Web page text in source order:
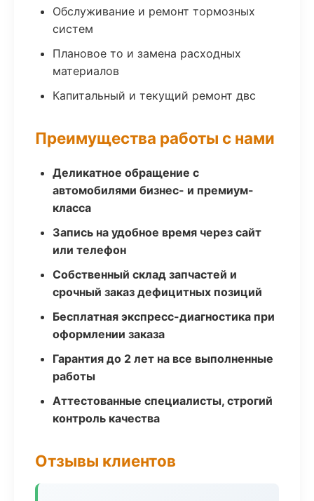
Обслуживание и ремонт тормозных
систем
Плановое то и замена расходных
материалов
Капитальный и текущий ремонт двс
Преимущества работы с нами
Деликатное обращение с
автомобилями бизнес- и премиум-
класса
Запись на удобное время через сайт
или телефон
Собственный склад запчастей и
срочный заказ дефицитных позиций
Бесплатная экспресс-диагностика при
оформлении заказа
Гарантия до 2 лет на все выполненные
работы
Аттестованные специалисты, строгий
контроль качества
Отзывы клиентов